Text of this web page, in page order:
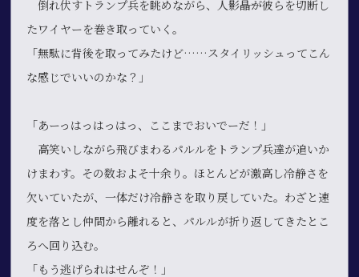
倒れ伏すトランプ兵を眺めながら、人影――晶が彼らを切断し
たワイヤーを巻き取っていく。
「無駄に背後を取ってみたけど……スタイリッシュってこん
な感じでいいのかな？」
「あーっはっはっはっ、ここまでおいでーだ！」
高笑いしながら飛びまわるパルルをトランプ兵達が追いか
けまわす。その数およそ十余り。ほとんどが激高し冷静さを
欠いていたが、一体だけ冷静さを取り戻していた。わざと速
度を落とし仲間から離れると、パルルが折り返してきたとこ
ろへ回り込む。
「もう逃げられはせんぞ！」